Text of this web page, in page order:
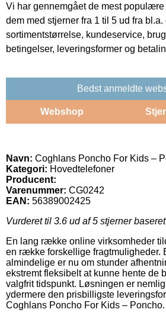
Vi har gennemgået de mest
dem med stjerner fra 1 til 5 ud fra
sortimentstørrelse, kundeservice,
betingelser, leveringsformer og
Bedst anmeldte
Webshop
Navn: Coghlans Poncho For Kids –
Kategori: Hovedtelefoner
Producent:
Varenummer: CG0242
EAN: 56389002425
Vurderet til 3.6 ud af 5 stjerner
En lang række online virksomheder
en række forskellige fragtmuligheder.
almindelige er nu om stunder
ekstremt fleksibelt at kunne hente de
valgfrit tidspunkt. Løsningen er
ydermere den prisbilligste
Coghlans Poncho For Kids – Poncho.